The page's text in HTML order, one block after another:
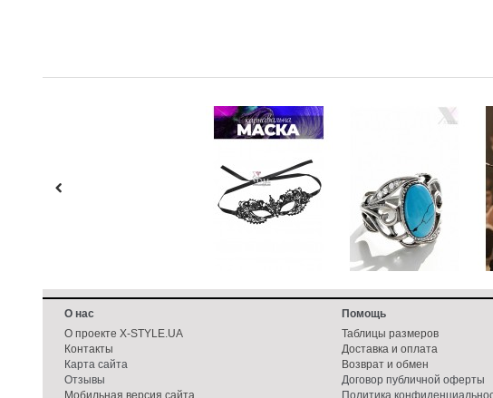
О нас
О проекте X-STYLE.UA
Контакты
Карта сайта
Отзывы
Мобильная версия сайта
Помощь
Таблицы размеров
Доставка и оплата
Возврат и обмен
Договор публичной оферты
Политика